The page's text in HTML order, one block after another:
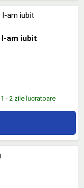
l-am iubit
- 2 zile lucratoare